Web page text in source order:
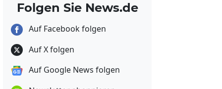
Folgen Sie News.de
Auf Facebook folgen
Auf X folgen
Auf Google News folgen